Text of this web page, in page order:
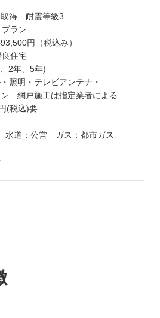
取得 耐震等級3
ラン
円（税込み）
住宅
2年、5年)
照明・テレビアンテナ・
網戸施工は指定業者による
(税込)要
道：公営 ガス：都市ガス